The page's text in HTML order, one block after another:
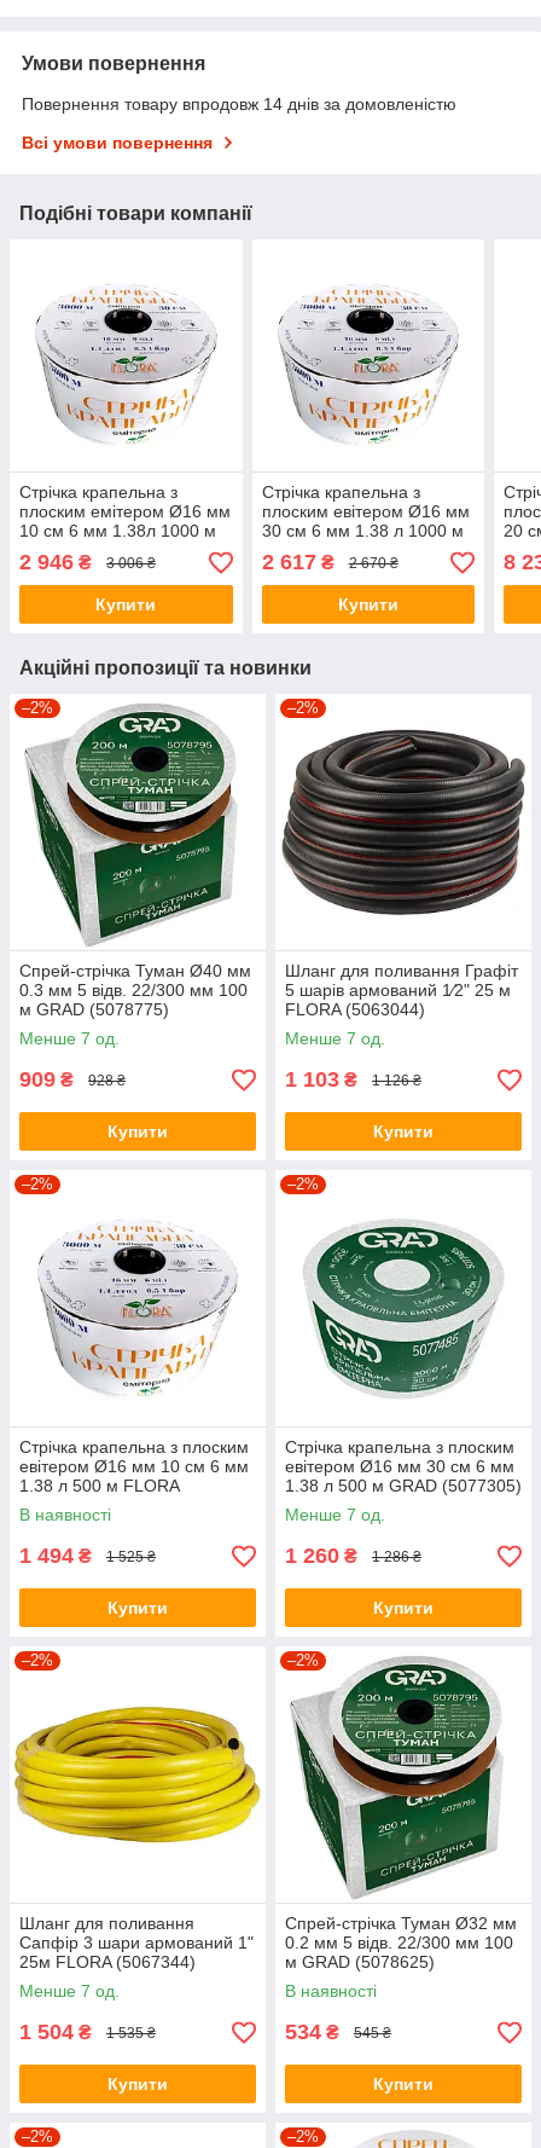
Умови повернення
Повернення товару впродовж 14 днів за домовленістю
Всі умови повернення
Подібні товари компанії
Стрічка крапельна з
плоским емітером Ø16 мм
10 см 6 мм 1.38л 1000 м
FLORA (5076894)
2 946 ₴ 3 006 ₴
Купити
Стрічка крапельна з
плоским евітером Ø16 мм
30 см 6 мм 1.38 л 1000 м
FLORA (5076314)
2 617₴ 2 670 ₴
Купити
20
8
Акційні пропозиції та новинки
–2%
Спрей-стрічка Туман Ø40 мм
0.3 мм 5 відв. 22/300 мм 100
м GRAD (5078775)
Менше 7 од.
909 ₴ 928 ₴
Купити
–2%
Шланг для поливання Графіт
5 шарів армований 1⁄2" 25 м
FLORA (5063044)
Менше 7 од.
1 103 ₴ 1 126 ₴
Купити
–2%
Стрічка крапельна з плоским
евітером Ø16 мм 10 см 6 мм
1.38 л 500 м FLORA
(5076884)
В наявності
1 494 ₴ 1 525 ₴
Купити
–2%
Стрічка крапельна з плоским
евітером Ø16 мм 30 см 6 мм
1.38 л 500 м GRAD (5077305)
Менше 7 од.
1 260 ₴ 1 286 ₴
Купити
–2%
Шланг для поливання
Сапфір 3 шари армований 1"
25м FLORA (5067344)
Менше 7 од.
1 504 ₴ 1 535 ₴
Купити
–2%
Спрей-стрічка Туман Ø32 мм
0.2 мм 5 відв. 22/300 мм 100
м GRAD (5078625)
В наявності
534 ₴ 545 ₴
Купити
–2% –2%